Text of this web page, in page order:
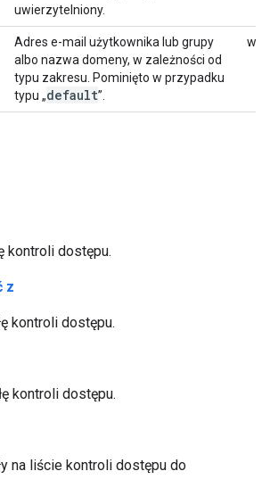
uwierzytelniony.
Adres e-mail użytkownika lub grupy
albo nazwa domeny, w zależności od
typu zakresu. Pominięto w przypadku
typu „default”.
kontroli dostępu.
z
kontroli dostępu.
kontroli dostępu.
na liście kontroli dostępu do